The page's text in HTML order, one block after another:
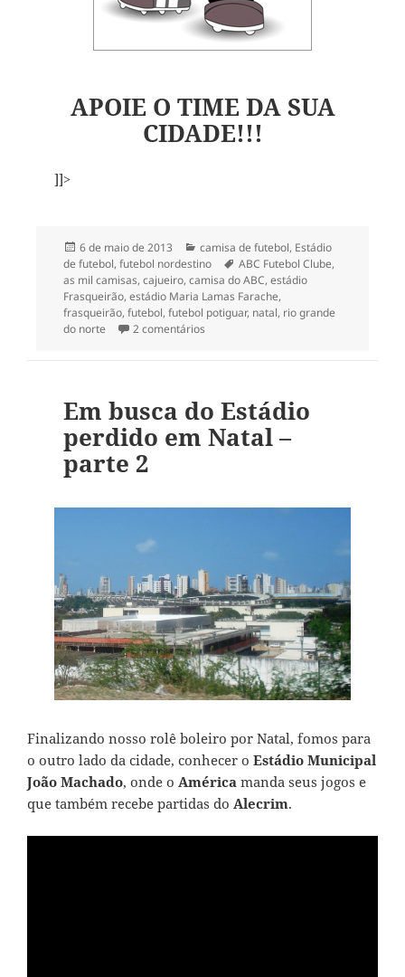
APOIE O TIME DA SUA
CIDADE!!!
]]>
Publicado
em
6 de maio de 2013 Categorias
camisa de futebol, Estádio
de futebol, futebol nordestino Tags
ABC Futebol Clube,
as mil camisas, cajueiro, camisa do ABC, estádio
Frasqueirão, estádio Maria Lamas Farache,
frasqueirão, futebol, futebol potiguar, natal, rio grande
do norte
2 comentáriosem 156- Camisa do ABC de Natal
Em busca do Estádio
perdido em Natal –
parte 2
Finalizando nosso rolê boleiro por Natal, fomos para
o outro lado da cidade, conhecer o Estádio Municipal
João Machado, onde o América manda seus jogos e
que também recebe partidas do Alecrim.